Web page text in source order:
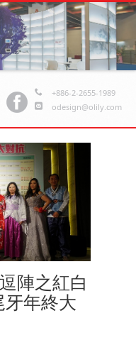
+886-2-2655-1989
odesign@olily.com
陣之紅白
年終大